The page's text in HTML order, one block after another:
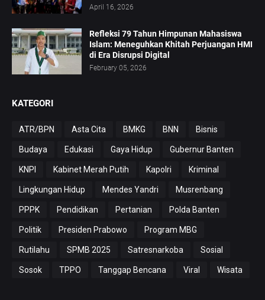
April 16, 2026
Refleksi 79 Tahun Himpunan Mahasiswa
Islam: Meneguhkan Khitah Perjuangan HMI
di Era Disrupsi Digital
February 05, 2026
KATEGORI
ATR/BPN Asta Cita BMKG BNN Bisnis
Budaya Edukasi Gaya Hidup Gubernur Banten
KNPI Kabinet Merah Putih Kapolri Kriminal
Lingkungan Hidup Mendes Yandri Musrenbang
PPPK Pendidikan Pertanian Polda Banten
Politik Presiden Prabowo Program MBG
Rutilahu SPMB 2025 Satresnarkoba Sosial
Sosok TPPO Tanggap Bencana Viral Wisata